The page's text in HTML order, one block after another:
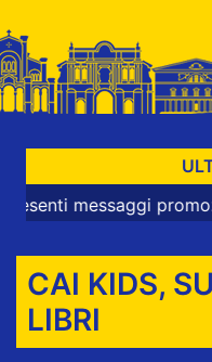
promozionali
CAI KIDS,
LIBRI